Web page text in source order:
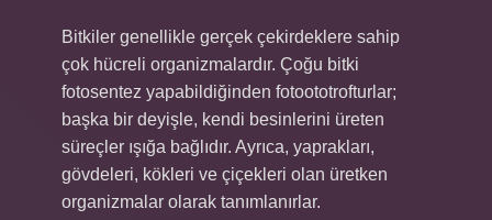
Bitkiler genellikle gerçek çekirdeklere sahip
çok hücreli organizmalardır. Çoğu bitki
fotosentez yapabildiğinden fotoototrofturlar;
başka bir deyişle, kendi besinlerini üreten
süreçler ışığa bağlıdır. Ayrıca, yaprakları,
gövdeleri, kökleri ve çiçekleri olan üretken
organizmalar olarak tanımlanırlar.